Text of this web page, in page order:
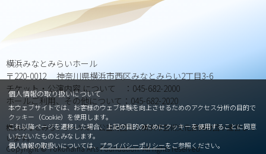
個人情報の取り扱いについて
本ウェブサイトでは、お客様のウェブ体験を向上させるためのアクセス分析の目的で
クッキー（Cookie）を使用します。
これ以降ページを遷移した場合、上記の目的のためにクッキーを使用することに同意
いただいたものとみなします。
個人情報の取扱いについては、 プライバシーポリシーをご参照ください。
横浜みなとみらいホール
〒220-0012 神奈川県横浜市西区みなとみらい2丁目3-6
チケット・公演内容 について ：045-682-2000
ホールご利用、その他について：045-682-2020
横浜みなとみらいホールは、公益財団法人横浜市芸術文化振興財団が運営して
います。
Copyright © Yokohama Arts Foundation. All rights reserved.